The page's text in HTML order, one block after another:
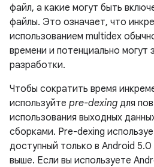
файл, а какие могут быть
файлы. Это означает, что
использованием multidex
времени и потенциально могут
разработки.
Чтобы сократить время
используйте pre-dexing для
использования выходных
сборками. Pre-dexing
доступный только в Android 5.0
выше. Если вы используете